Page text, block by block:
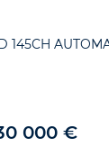
145CH
000 €